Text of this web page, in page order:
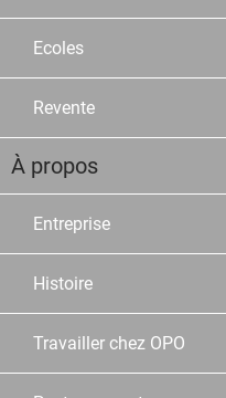
Ecoles
Revente
À propos
Entreprise
Histoire
Travailler chez OPO